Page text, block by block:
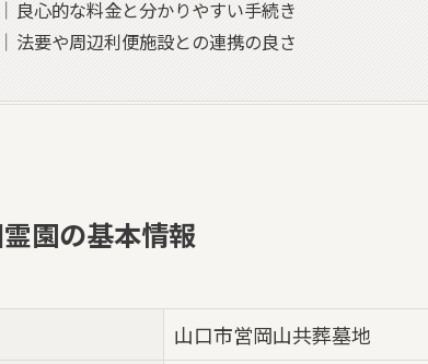
良心的な料金と分かりやすい手続き
法要や周辺利便施設との連携の良さ
園の基本情報
山口市営岡山共葬墓地